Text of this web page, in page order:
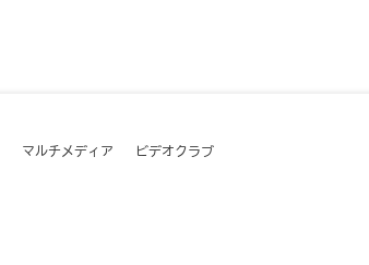
マルチメディア ビデオクラブ